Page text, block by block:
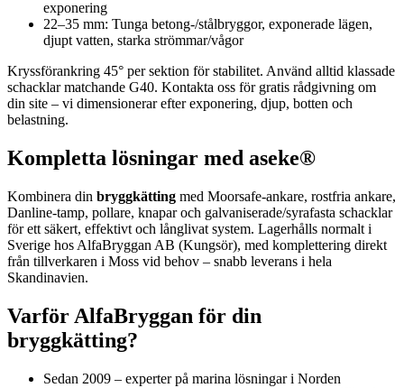
exponering
22–35 mm: Tunga betong-/stålbryggor, exponerade lägen,
djupt vatten, starka strömmar/vågor
Kryssförankring 45° per sektion för stabilitet. Använd alltid klassade
schacklar matchande G40. Kontakta oss för gratis rådgivning om
din site – vi dimensionerar efter exponering, djup, botten och
belastning.
Kompletta lösningar med aseke®
Kombinera din bryggkätting med Moorsafe-ankare, rostfria ankare,
Danline-tamp, pollare, knapar och galvaniserade/syrafasta schacklar
för ett säkert, effektivt och långlivat system. Lagerhålls normalt i
Sverige hos AlfaBryggan AB (Kungsör), med komplettering direkt
från tillverkaren i Moss vid behov – snabb leverans i hela
Skandinavien.
Varför AlfaBryggan för din
bryggkätting?
Sedan 2009 – experter på marina lösningar i Norden